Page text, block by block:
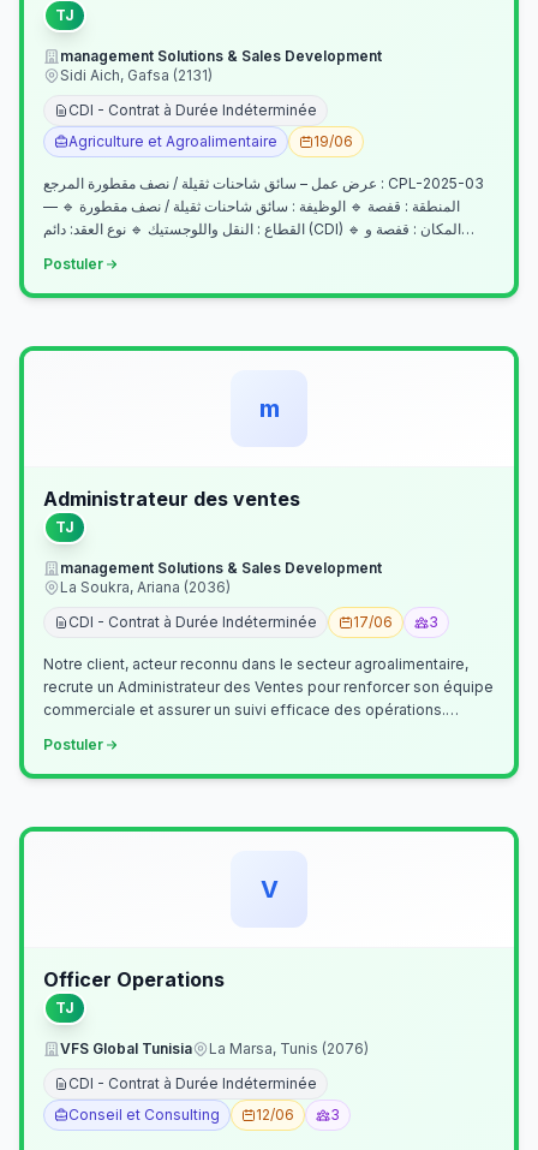
TJ
management Solutions & Sales Development
Sidi Aich, Gafsa (2131)
CDI - Contrat à Durée Indéterminée
Agriculture et Agroalimentaire
19/06
عرض عمل – سائق شاحنات ثقيلة / نصف مقطورة المرجع : CPL-2025-03
— المنطقة : قفصة 🔹 الوظيفة : سائق شاحنات ثقيلة / نصف مقطورة 🔹
القطاع : النقل واللوجستيك 🔹 نوع العقد: دائم (CDI) 🔹 المكان : قفصة و…
Postuler
m
Administrateur des ventes
TJ
management Solutions & Sales Development
La Soukra, Ariana (2036)
CDI - Contrat à Durée Indéterminée
17/06 3
Notre client, acteur reconnu dans le secteur agroalimentaire,
recrute un Administrateur des Ventes pour renforcer son équipe
commerciale et assurer un suivi efficace des opérations.
Postuler
V
Officer Operations
TJ
VFS Global Tunisia
La Marsa, Tunis (2076)
CDI - Contrat à Durée Indéterminée
Conseil et Consulting
12/06 3